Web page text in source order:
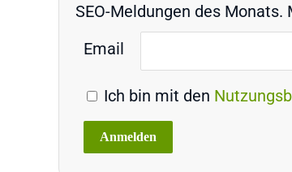
SEO-Meldungen des
Email
Ich bin mit den